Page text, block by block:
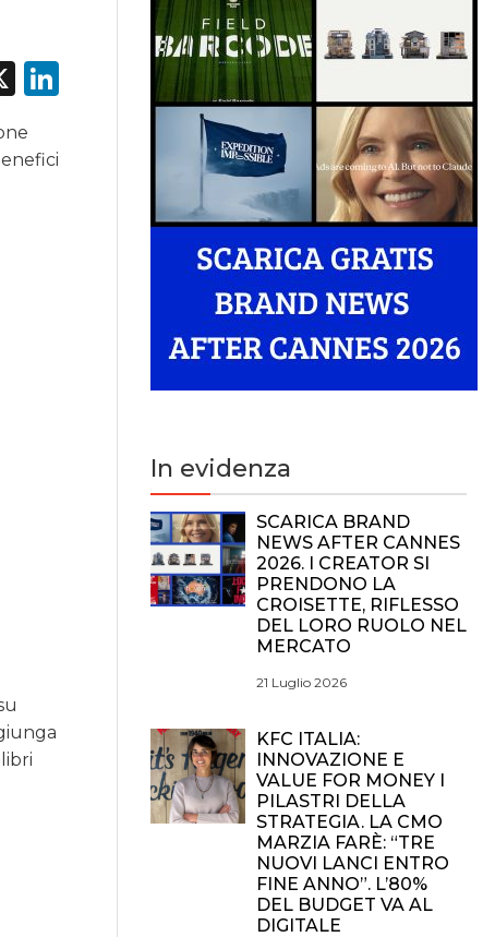
X LinkedIn
In evidenza
SCARICA BRAND
NEWS AFTER CANNES
2026. I CREATOR SI
PRENDONO LA
CROISETTE, RIFLESSO
DEL LORO RUOLO NEL
MERCATO
21 Luglio 2026
KFC ITALIA:
INNOVAZIONE E
VALUE FOR MONEY I
PILASTRI DELLA
STRATEGIA. LA CMO
MARZIA FARÈ: “TRE
NUOVI LANCI ENTRO
FINE ANNO”. L’80%
DEL BUDGET VA AL
DIGITALE